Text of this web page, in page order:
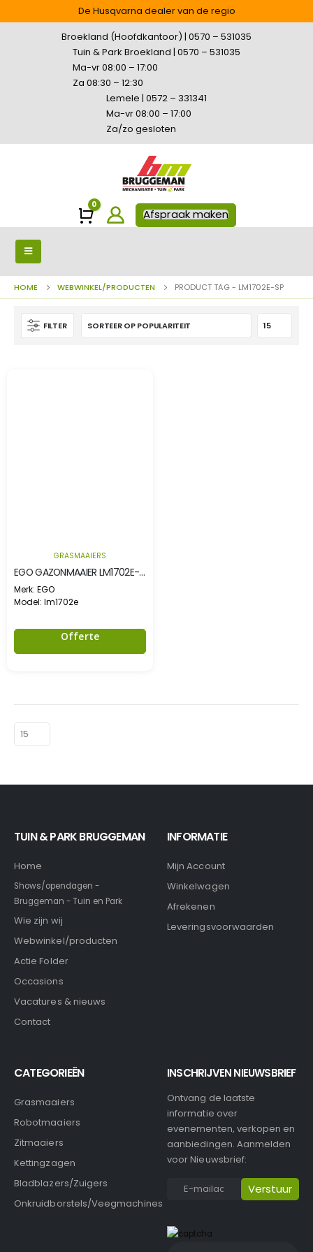
De Husqvarna dealer van de regio
Broekland (Hoofdkantoor) | 0570 – 531035
Tuin & Park Broekland | 0570 – 531035
Ma-vr 08:00 – 17:00
Za 08:30 – 12:30
Lemele | 0572 – 331341
Ma-vr 08:00 – 17:00
Za/zo gesloten
Winkelwagen
0
Afspraak maken
HOME WEBWINKEL/PRODUCTEN PRODUCT TAG - LM1702E-SP
FILTER
GRASMAAIERS
EGO GAZONMAAIER LM1702E-SP ZELFRIJDEND
Merk: EGO
Model: lm1702e
Offerte
TUIN & PARK BRUGGEMAN
Home
Shows/opendagen -
Bruggeman - Tuin en Park
Wie zijn wij
Webwinkel/producten
Actie Folder
Occasions
Vacatures & nieuws
Contact
INFORMATIE
Mijn Account
Winkelwagen
Afrekenen
Leveringsvoorwaarden
CATEGORIEËN
Grasmaaiers
Robotmaaiers
Zitmaaiers
Kettingzagen
Bladblazers/Zuigers
Onkruidborstels/Veegmachines
INSCHRIJVEN NIEUWSBRIEF
Ontvang de laatste
informatie over
evenementen, verkopen en
aanbiedingen. Aanmelden
voor Nieuwsbrief: